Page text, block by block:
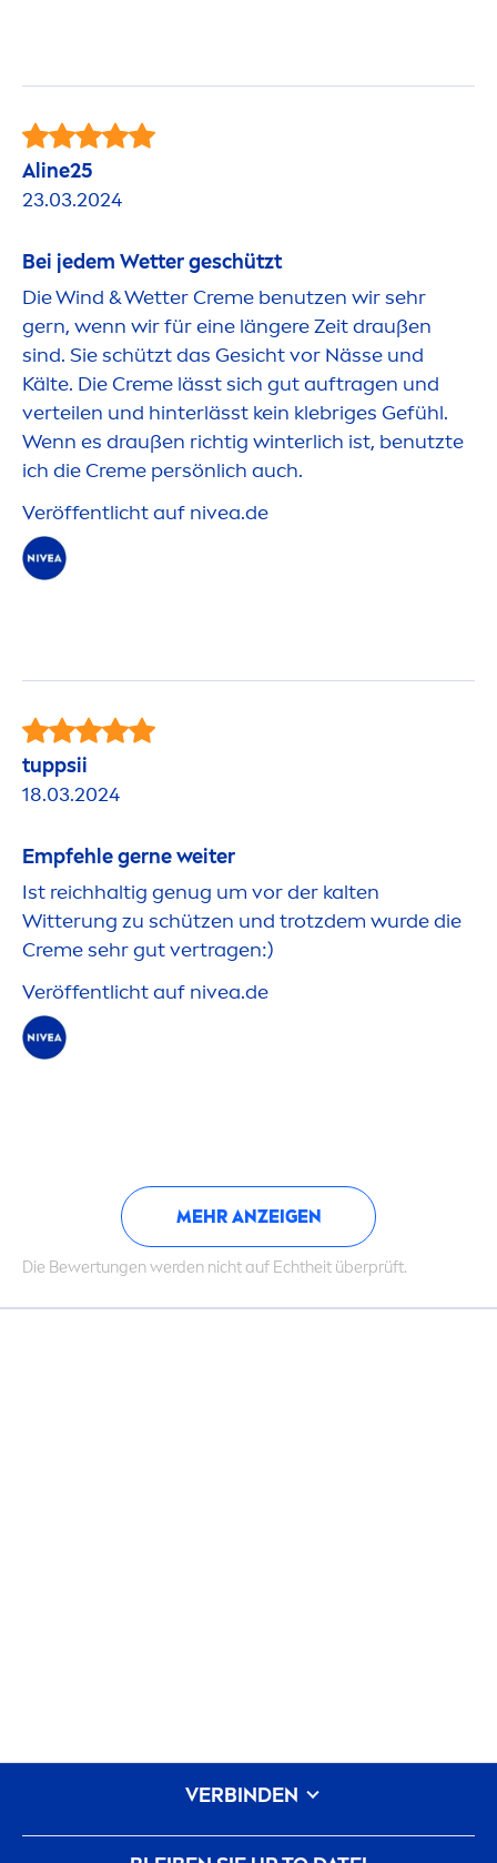
Aline25
23.03.2024
Bei jedem Wetter geschützt
Die Wind & Wetter Creme benutzen wir sehr
gern, wenn wir für eine längere Zeit draußen
sind. Sie schützt das Gesicht vor Nässe und
Kälte. Die Creme lässt sich gut auftragen und
verteilen und hinterlässt kein klebriges Gefühl.
Wenn es draußen richtig winterlich ist, benutzte
ich die Creme persönlich auch.
Veröffentlicht auf nivea.de
tuppsii
18.03.2024
Empfehle gerne weiter
Ist reichhaltig genug um vor der kalten
Witterung zu schützen und trotzdem wurde die
Cremesehr gut vertragen:)
Veröffentlicht auf nivea.de
MEHR ANZEIGEN
Die Bewertungen werden nicht auf Echtheit überprüft.
VERBINDEN